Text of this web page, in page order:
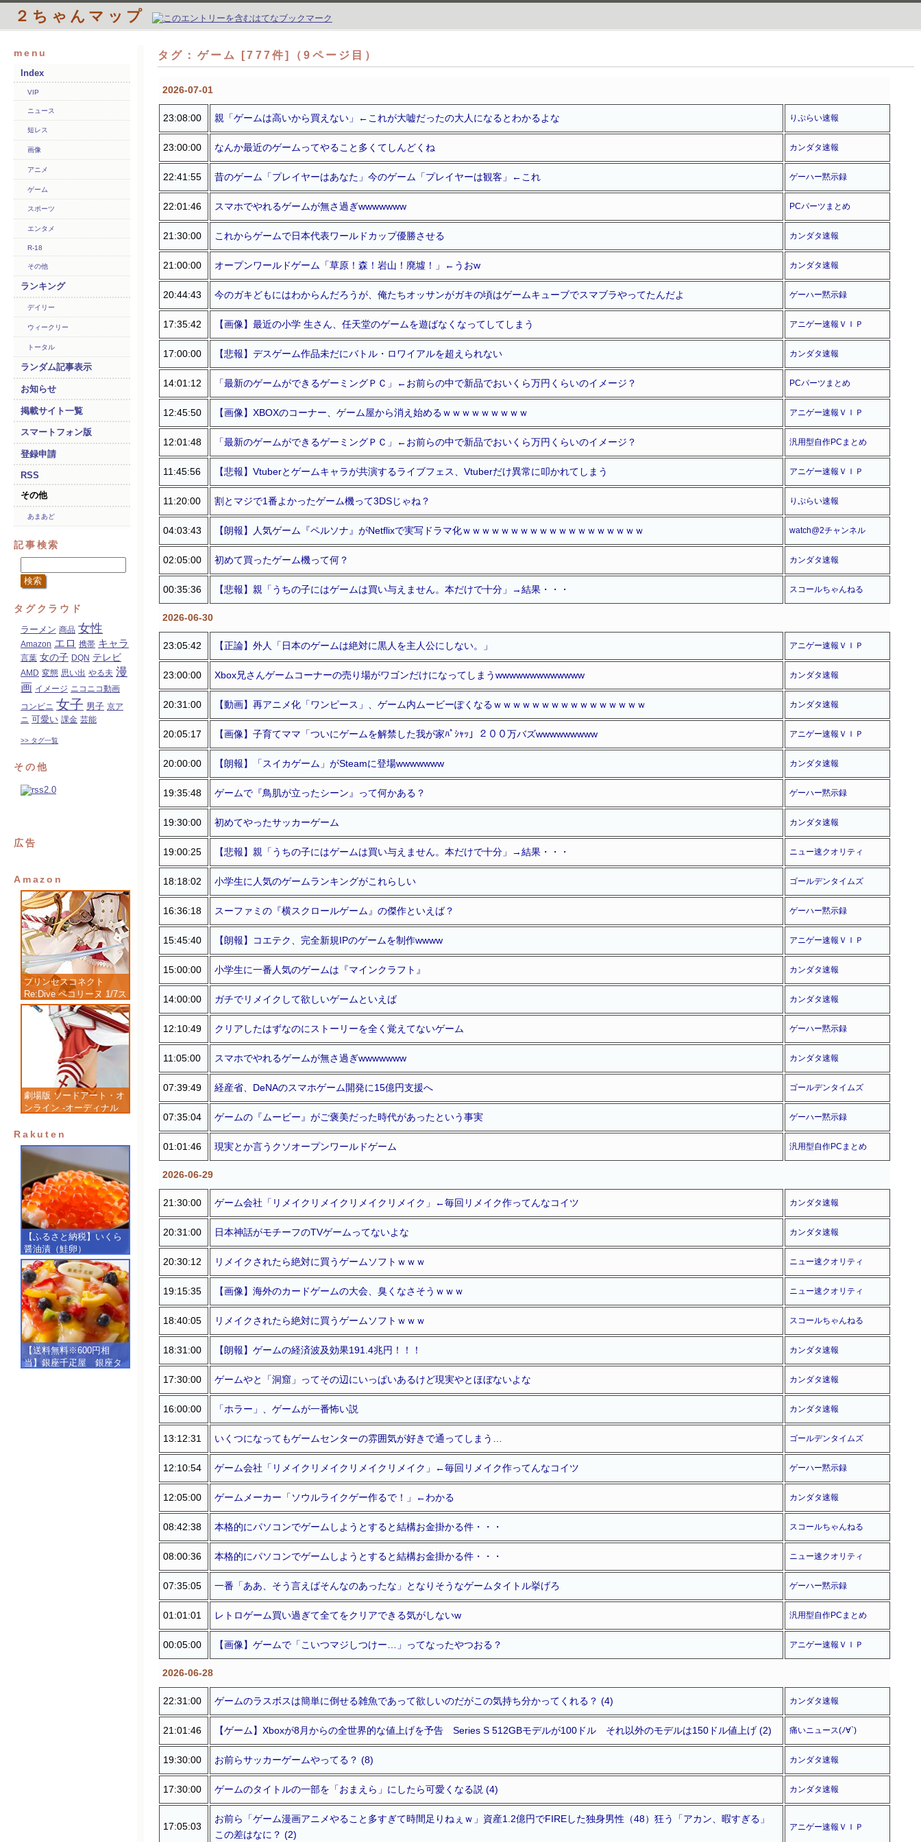
２ちゃんマップ
menu
Index
VIP
ニュース
短レス
画像
アニメ
ゲーム
スポーツ
エンタメ
R-18
その他
ランキング
デイリー
ウィークリー
トータル
ランダム記事表示
お知らせ
掲載サイト一覧
スマートフォン版
登録申請
RSS
その他
あまあど
記事検索
タグクラウド
ラーメン 商品 女性
Amazon エロ 携帯 キャラ
言葉 女の子 DQN テレビ
AMD 変態 思い出 やる夫 漫
画 イメージ ニコニコ動画
コンビニ 女子 男子 京ア
ニ 可愛い 課金 芸能
>> タグ一覧
その他
広告
Amazon
プリンセスコネクト
Re:Dive ペコリーヌ 1/7ス
ケール 塗装済み完成品フ
ィギュア
劇場版 ソードアート・オ
ンライン -オーディナル
成品フィギュア
Rakuten
【ふるさと納税】いくら
醤油漬（鮭卵）
【500g（250g×2）】
【送料無料※600円相
当】銀座千疋屋 銀座タ
タグ：ゲーム [777件]（9ページ目）
2026-07-01
23:08:00 親「ゲームは高いから買えない」←これが大嘘だったの大人になるとわかるよな りぷらい速報
23:00:00 なんか最近のゲームってやること多くてしんどくね カンダタ速報
22:41:55 昔のゲーム「プレイヤーはあなた」今のゲーム「プレイヤーは観客」←これ ゲーハー黙示録
22:01:46 スマホでやれるゲームが無さ過ぎwwwwwww PCパーツまとめ
21:30:00 これからゲームで日本代表ワールドカップ優勝させる カンダタ速報
21:00:00 オープンワールドゲーム「草原！森！岩山！廃墟！」←うおw カンダタ速報
20:44:43 今のガキどもにはわからんだろうが、俺たちオッサンがガキの頃はゲームキューブでスマブラやってたんだよ ゲーハー黙示録
17:35:42 【画像】最近の小学 生さん、任天堂のゲームを遊ばなくなってしてしまう アニゲー速報ＶＩＰ
17:00:00 【悲報】デスゲーム作品未だにバトル・ロワイアルを超えられない カンダタ速報
14:01:12 「最新のゲームができるゲーミングＰＣ」←お前らの中で新品でおいくら万円くらいのイメージ？ PCパーツまとめ
12:45:50 【画像】XBOXのコーナー、ゲーム屋から消え始めるｗｗｗｗｗｗｗｗｗ アニゲー速報ＶＩＰ
12:01:48 「最新のゲームができるゲーミングＰＣ」←お前らの中で新品でおいくら万円くらいのイメージ？ 汎用型自作PCまとめ
11:45:56 【悲報】Vtuberとゲームキャラが共演するライブフェス、Vtuberだけ異常に叩かれてしまう アニゲー速報ＶＩＰ
11:20:00 割とマジで1番よかったゲーム機って3DSじゃね？ りぷらい速報
04:03:43 【朗報】人気ゲーム『ペルソナ』がNetflixで実写ドラマ化ｗｗｗｗｗｗｗｗｗｗｗｗｗｗｗｗｗｗｗ watch@2チャンネル
02:05:00 初めて買ったゲーム機って何？ カンダタ速報
00:35:36 【悲報】親「うちの子にはゲームは買い与えません。本だけで十分」→結果・・・ スコールちゃんねる
2026-06-30
23:05:42 【正論】外人「日本のゲームは絶対に黒人を主人公にしない。」 アニゲー速報ＶＩＰ
23:00:00 Xbox兄さんゲームコーナーの売り場がワゴンだけになってしまうwwwwwwwwwwwww カンダタ速報
20:31:00 【動画】再アニメ化「ワンピース」、ゲーム内ムービーぽくなるｗｗｗｗｗｗｗｗｗｗｗｗｗｗｗｗ カンダタ速報
20:05:17 【画像】子育てママ「ついにゲームを解禁した我が家ﾊﾟｼｬｯ」２００万バズwwwwwwwww アニゲー速報ＶＩＰ
20:00:00 【朗報】「スイカゲーム」がSteamに登場wwwwwww カンダタ速報
19:35:48 ゲームで『鳥肌が立ったシーン』って何かある？ ゲーハー黙示録
19:30:00 初めてやったサッカーゲーム カンダタ速報
19:00:25 【悲報】親「うちの子にはゲームは買い与えません。本だけで十分」→結果・・・ ニュー速クオリティ
18:18:02 小学生に人気のゲームランキングがこれらしい ゴールデンタイムズ
16:36:18 スーファミの『横スクロールゲーム』の傑作といえば？ ゲーハー黙示録
15:45:40 【朗報】コエテク、完全新規IPのゲームを制作wwww アニゲー速報ＶＩＰ
15:00:00 小学生に一番人気のゲームは『マインクラフト』 カンダタ速報
14:00:00 ガチでリメイクして欲しいゲームといえば カンダタ速報
12:10:49 クリアしたはずなのにストーリーを全く覚えてないゲーム ゲーハー黙示録
11:05:00 スマホでやれるゲームが無さ過ぎwwwwwww カンダタ速報
07:39:49 経産省、DeNAのスマホゲーム開発に15億円支援へ ゴールデンタイムズ
07:35:04 ゲームの『ムービー』がご褒美だった時代があったという事実 ゲーハー黙示録
01:01:46 現実とか言うクソオープンワールドゲーム 汎用型自作PCまとめ
2026-06-29
21:30:00 ゲーム会社「リメイクリメイクリメイクリメイク」←毎回リメイク作ってんなコイツ カンダタ速報
20:31:00 日本神話がモチーフのTVゲームってないよな カンダタ速報
20:30:12 リメイクされたら絶対に買うゲームソフトｗｗｗ ニュー速クオリティ
19:15:35 【画像】海外のカードゲームの大会、臭くなさそうｗｗｗ ニュー速クオリティ
18:40:05 リメイクされたら絶対に買うゲームソフトｗｗｗ スコールちゃんねる
18:31:00 【朗報】ゲームの経済波及効果191.4兆円！！！ カンダタ速報
17:30:00 ゲームやと「洞窟」ってその辺にいっぱいあるけど現実やとほぼないよな カンダタ速報
16:00:00 「ホラー」、ゲームが一番怖い説 カンダタ速報
13:12:31 いくつになってもゲームセンターの雰囲気が好きで通ってしまう… ゴールデンタイムズ
12:10:54 ゲーム会社「リメイクリメイクリメイクリメイク」←毎回リメイク作ってんなコイツ ゲーハー黙示録
12:05:00 ゲームメーカー「ソウルライクゲー作るで！」←わかる カンダタ速報
08:42:38 本格的にパソコンでゲームしようとすると結構お金掛かる件・・・ スコールちゃんねる
08:00:36 本格的にパソコンでゲームしようとすると結構お金掛かる件・・・ ニュー速クオリティ
07:35:05 一番「ああ、そう言えばそんなのあったな」となりそうなゲームタイトル挙げろ ゲーハー黙示録
01:01:01 レトロゲーム買い過ぎて全てをクリアできる気がしないw 汎用型自作PCまとめ
00:05:00 【画像】ゲームで「こいつマジしつけー…」ってなったやつおる？ アニゲー速報ＶＩＰ
2026-06-28
22:31:00 ゲームのラスボスは簡単に倒せる雑魚であって欲しいのだがこの気持ち分かってくれる？ (4) カンダタ速報
21:01:46 【ゲーム】Xboxが8月からの全世界的な値上げを予告 Series S 512GBモデルが100ドル それ以外のモデルは150ドル値上げ (2) 痛いニュース(ﾉ∀`)
19:30:00 お前らサッカーゲームやってる？ (8) カンダタ速報
17:30:00 ゲームのタイトルの一部を「おまえら」にしたら可愛くなる説 (4) カンダタ速報
17:05:03
お前ら「ゲーム漫画アニメやること多すぎて時間足りねぇｗ」資産1.2億円でFIREした独身男性（48）狂う「アカン、暇すぎる」
この差はなに？ (2)
アニゲー速報ＶＩＰ